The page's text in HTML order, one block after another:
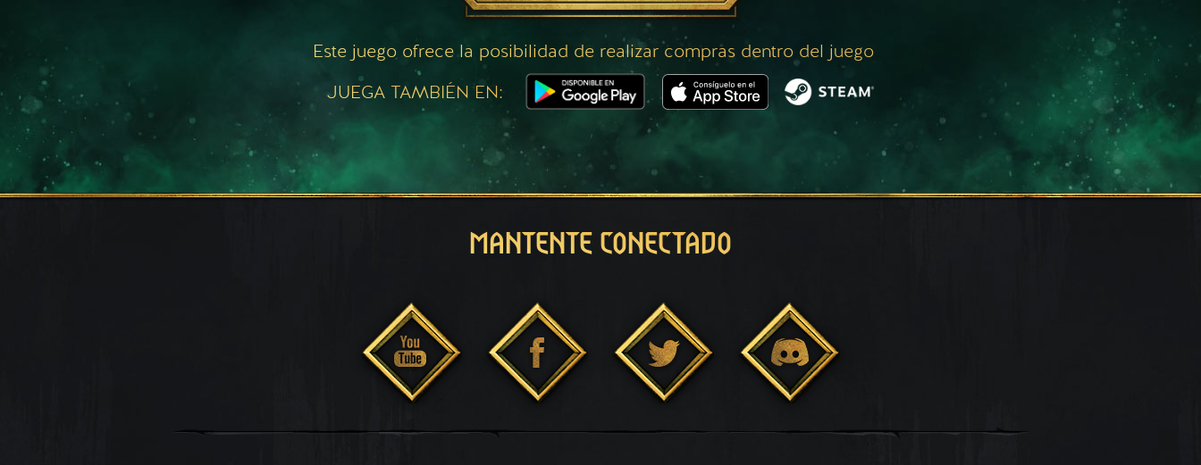
Este juego ofrece la posibilidad de realizar compras dentro del juego
JUEGA TAMBIÉN EN:
MANTENTE CONECTADO